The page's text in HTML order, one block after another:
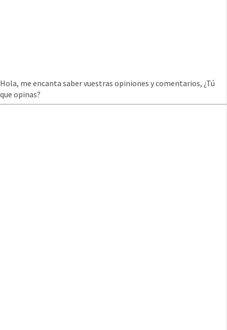
Hola, me encanta saber vuestras opiniones y comentarios, ¿Tú
que opinas?